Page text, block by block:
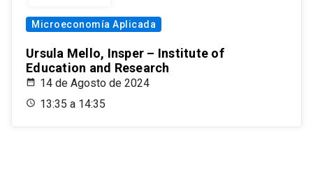
Microeconomía Aplicada
Ursula Mello, Insper – Institute of
Education and Research
14 de Agosto de 2024
13:35 a 14:35